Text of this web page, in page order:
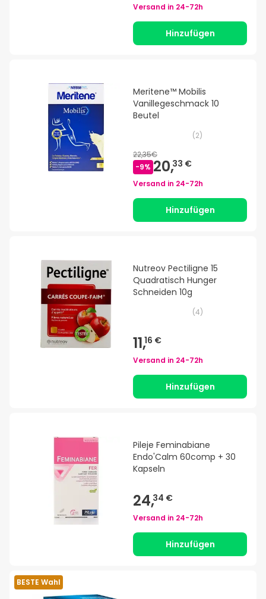
Versand in 24-72h
Hinzufügen
Meritene™ Mobilis
Vanillegeschmack 10
Beutel
(2)
22,35€
-9% 20,33 €
Versand in 24-72h
Hinzufügen
Nutreov Pectiligne 15
Quadratisch Hunger
Schneiden 10g
(4)
11,16 €
Versand in 24-72h
Hinzufügen
Pileje Feminabiane
Endo'Calm 60comp + 30
Kapseln
24,34 €
Versand in 24-72h
Hinzufügen
BESTE Wahl